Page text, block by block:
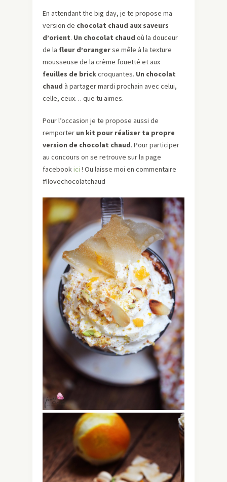
En attendant the big day, je te propose ma
version de chocolat chaud aux saveurs
d’orient. Un chocolat chaud où la douceur
de la fleur d’orangerse mêle à la texture
mousseuse de la crème fouetté et aux
feuilles de brickcroquantes. Un chocolat
chaud à partager mardi prochain avec celui,
celle, ceux… que tu aimes.
Pour l’occasion je te propose aussi de
remporter un kit pour réaliser ta propre
version de chocolat chaud. Pour participer
au concours on se retrouve sur la page
facebookici ! Ou laisse moi en commentaire
#Ilovechocolatchaud